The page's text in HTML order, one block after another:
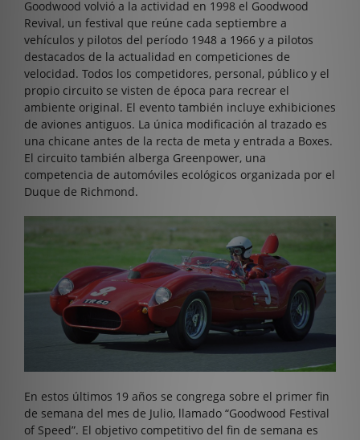
Goodwood volvió a la actividad en 1998 el Goodwood
Revival, un festival que reúne cada septiembre a
vehículos y pilotos del período 1948 a 1966 y a pilotos
destacados de la actualidad en competiciones de
velocidad. Todos los competidores, personal, público y el
propio circuito se visten de época para recrear el
ambiente original. El evento también incluye exhibiciones
de aviones antiguos. La única modificación al trazado es
una chicane antes de la recta de meta y entrada a Boxes.
El circuito también alberga Greenpower, una
competencia de automóviles ecológicos organizada por el
Duque de Richmond.
En estos últimos 19 años se congrega sobre el primer fin
de semana del mes de Julio, llamado “Goodwood Festival
of Speed”. El objetivo competitivo del fin de semana es